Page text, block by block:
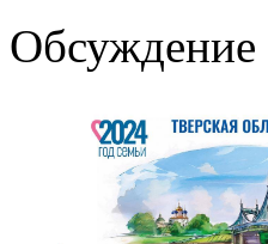
Обсуждение